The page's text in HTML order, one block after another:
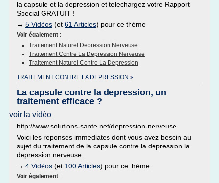
la capsule et la depression et telechargez votre Rapport
Special GRATUIT !
→ 5 Vidéos (et 61 Articles) pour ce thème
Voir également :
Traitement Naturel Depression Nerveuse
Traitement Contre La Depression Nerveuse
Traitement Naturel Contre La Depression
TRAITEMENT CONTRE LA DEPRESSION »
La capsule contre la depression, un
traitement efficace ?
voir la vidéo
http://www.solutions-sante.net/depression-nerveuse
Voici les reponses immediates dont vous avez besoin au
sujet du traitement de la capsule contre la depression la
depression nerveuse.
→ 4 Vidéos (et 100 Articles) pour ce thème
Voir également :